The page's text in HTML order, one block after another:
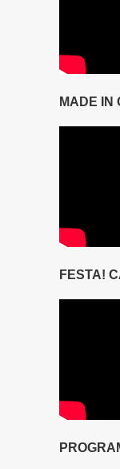
MADE IN
FESTA!